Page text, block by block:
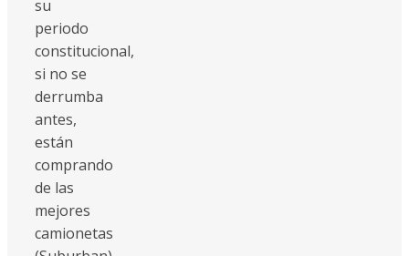
su
periodo
constitucional,
si no se
derrumba
antes,
están
comprando
de las
mejores
camionetas